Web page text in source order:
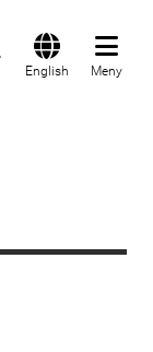
English Meny